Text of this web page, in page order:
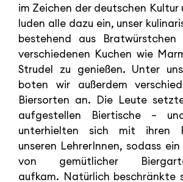
im Zeichen der deutschen Kultur
luden alle dazu ein, unser
bestehend aus
verschiedenen Kuchen wie
Strudel zu genießen. Unter
boten wir außerdem
Biersorten an. Die Leute
aufgestellen Biertische –
unterhielten sich mit ihren
unseren LehrerInnen, sodass
von gemütlicher
aufkam. Natürlich beschränkte